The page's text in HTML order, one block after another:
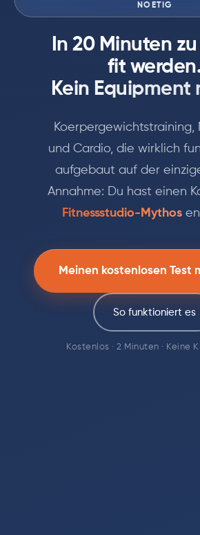
NOETIG
In 20 Minuten
fit
Kein Equipment
Koerpergewichtstraining,
und Cardio, die wirklich
aufgebaut auf der
Annahme: Du hast einen
Fitnessstudio-Mythos
Meinen kostenlosen Test
So funktioniert es
Kostenlos · 2 Minuten · Keine